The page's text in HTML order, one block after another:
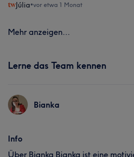
Júlia•vor etwa 1 Monat
Mehr anzeigen...
Lerne das Team kennen
Bianka
Info
Über Bianka Bianka ist eine